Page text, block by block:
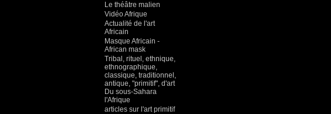
Le théâtre malien
Vidéo Afrique
Actualité de l'art
Africain
Masque Africain -
African mask
Tribal, rituel, ethnique,
ethnographique,
classique, traditionnel,
antique, "primitif", d'art
Du sous-Sahara
l'Afrique
articles sur l'art primitif